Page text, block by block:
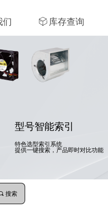
们 ꁦ 库存查询
搜索
型号智能索引
特色选型索引系统
提供一键搜索，产品即时对比功能